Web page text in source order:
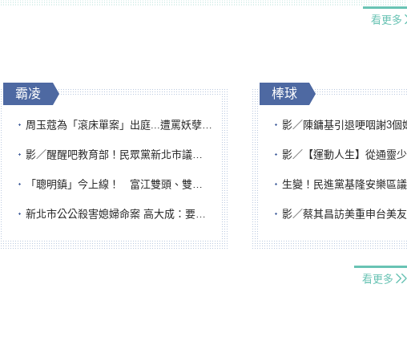
看更多
霸凌
周玉蔻為「滾床單案」出庭...遭罵妖孽下地獄 張淑娟批：舌頭殺人有罪
影／醒醒吧教育部！民眾黨新北市議員參選人提出校園反毒防線升級政見
「聰明鎮」今上線！ 富江雙頭、雙一、人頭氣球全登場
新北市公公殺害媳婦命案 高大成：要害殺多刀顯示怨恨深
棒球
影／陳鏞基引退哽咽謝3個媽媽 最大
影／【運動人生】從通靈少女到無任所大使 劉柏君
生變！民進黨基隆安樂區議員提名人黃永翔突
影／蔡其昌訪美重申台美友誼 擔任MLB大
看更多